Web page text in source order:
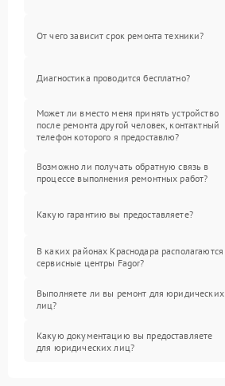
От чего зависит срок ремонта техники?
Диагностика проводится бесплатно?
Может ли вместо меня принять устройство
после ремонта другой человек, контактный
телефон которого я предоставлю?
Возможно ли получать обратную связь в
процессе выполнения ремонтных работ?
Какую гарантию вы предоставляете?
В каких районах Краснодара располагаются
сервисные центры Fagor?
Выполняете ли вы ремонт для юридических
лиц?
Какую документацию вы предоставляете
для юридических лиц?